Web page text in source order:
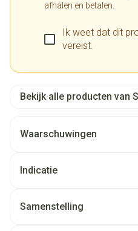
afhalen en betalen.
Ik weet dat dit
vereist.
Bekijk alle producten van
Waarschuwingen
Indicatie
Samenstelling